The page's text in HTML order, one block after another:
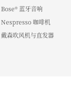
Bose® 蓝牙音响
Nespresso 咖啡机
戴森吹风机与直发器